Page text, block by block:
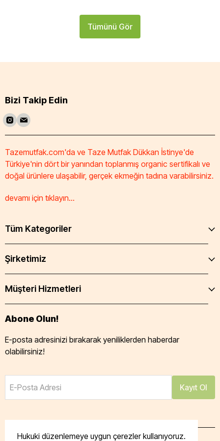
Hukuki düzenlemeye uygun çerezler kullanıyoruz.
Tümünü Gör
Bizi Takip Edin
Tazemutfak.com'da ve Taze Mutfak Dükkan İstinye'de
Türkiye'nin dört bir yanından toplanmış organic sertifikalı ve
doğal ürünlere ulaşabilir, gerçek ekmeğin tadına varabilirsiniz.
devamı için tıklayın...
Tüm Kategoriler
Şirketimiz
Müşteri Hizmetleri
Abone Olun!
E-posta adresinizi bırakarak yeniliklerden haberdar
olabilirsiniz!
E-Posta Adresi Kayıt Ol